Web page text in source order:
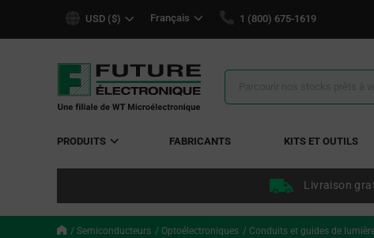
USD ($) Français 1 (800) 675-1619
Résultats
la
PRODUITS FABRICANTS KITS ET OUTILS
Livraison
Semiconducteurs Optoélectroniques Conduits et guides de